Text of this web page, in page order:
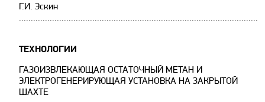
Г.И. Эскин
ТЕХНОЛОГИИ
ГАЗОИЗВЛЕКАЮЩАЯ ОСТАТОЧНЫЙ МЕТАН И
ЭЛЕКТРОГЕНЕРИРУЮЩАЯ УСТАНОВКА НА ЗАКРЫТОЙ
ШАХТЕ